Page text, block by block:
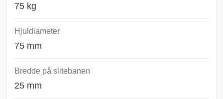
75 kg
Hjuldiameter
75 mm
Bredde på slitebanen
25 mm